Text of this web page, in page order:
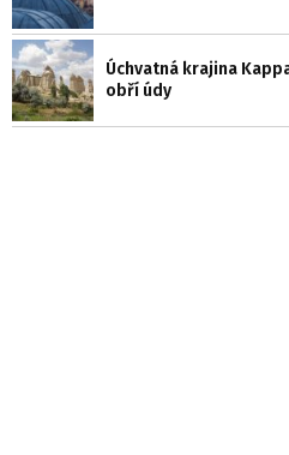
Úchvatná krajina
obří údy